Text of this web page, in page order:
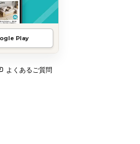
Play
よくあるご質問